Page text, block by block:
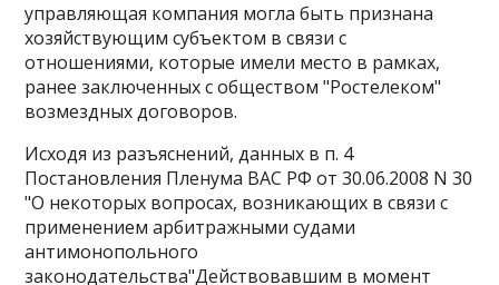
управляющая компания могла быть признана
хозяйствующим субъектом в связи с
отношениями, которые имели место в рамках,
ранее заключенных с обществом "Ростелеком"
возмездных договоров.
Исходя из разъяснений, данных в п. 4
Постановления Пленума ВАС РФ от 30.06.2008 N 30
"О некоторых вопросах, возникающих в связи с
применением арбитражными судами
антимонопольного
законодательства"Действовавшим в момент